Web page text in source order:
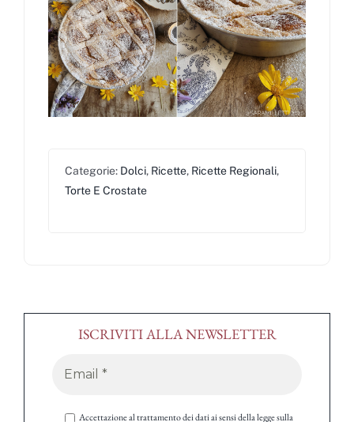
Categorie: Dolci, Ricette, Ricette Regionali,
Torte E Crostate
ISCRIVITI ALLA NEWSLETTER
Accettazione al trattamento dei dati ai sensi della legge sulla